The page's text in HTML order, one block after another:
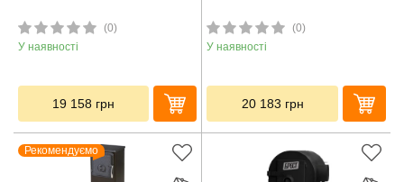
(0)
У наявності
19 158 грн
(0)
У наявності
20 183 грн
Рекомендуємо